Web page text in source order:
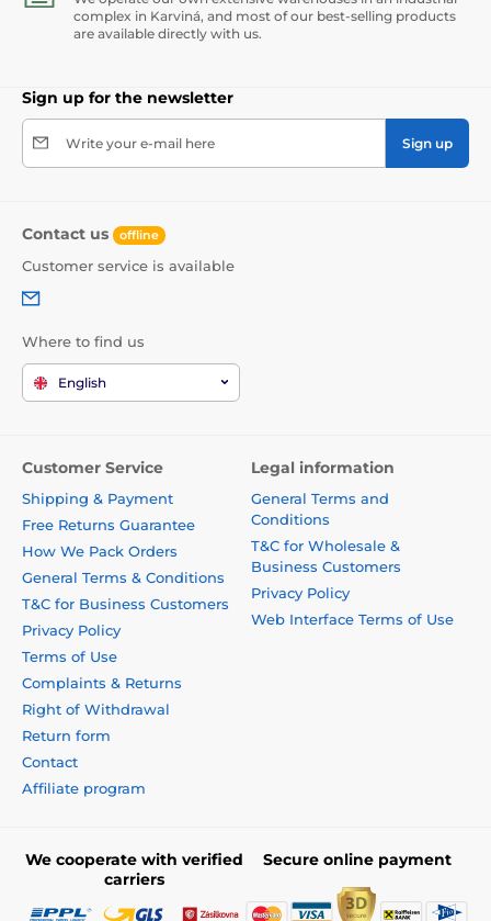
complex in Karviná, and most of our best-selling products
are available directly with us.
Sign up for the newsletter
Write your e-mail here Sign up
Contact us offline
Customer service is available
Where to find us
English
Customer Service
Shipping & Payment
Free Returns Guarantee
How We Pack Orders
General Terms & Conditions
T&C for Business Customers
Privacy Policy
Terms of Use
Complaints & Returns
Right of Withdrawal
Return form
Contact
Affiliate program
Legal information
General Terms and
Conditions
T&C for Wholesale &
Business Customers
Privacy Policy
Web Interface Terms of Use
We cooperate with verified
carriers
Secure online payment